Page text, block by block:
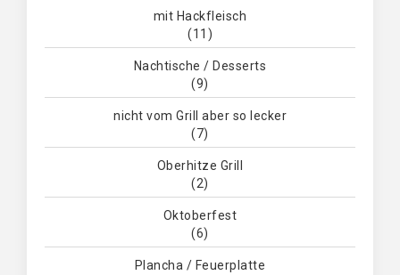
mit Hackfleisch
(11)
Nachtische / Desserts
(9)
nicht vom Grill aber so lecker
(7)
Oberhitze Grill
(2)
Oktoberfest
(6)
Plancha / Feuerplatte